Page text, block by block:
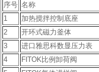
序号 名称
1
加热搅拌控制底座
2
开环式磁力釜体
3
进口雅思科数显压力表
4
FITOK比例卸荷阀